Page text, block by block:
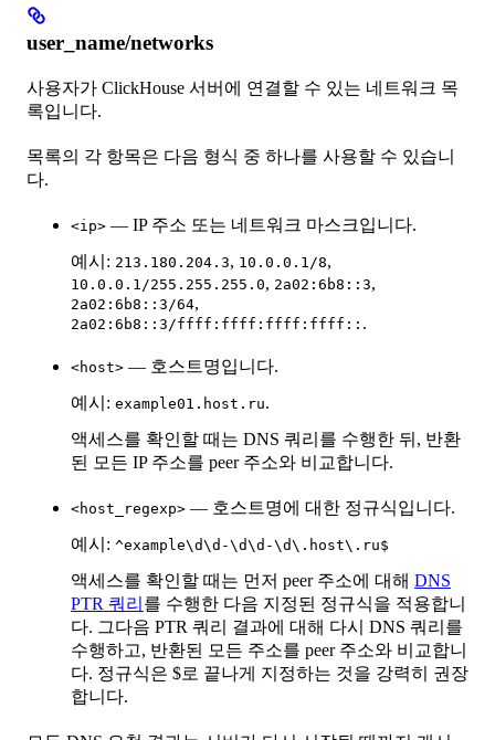
user_name/networks
사용자가 ClickHouse 서버에 연결할 수 있는 네트워크 목
록입니다.
목록의 각 항목은 다음 형식 중 하나를 사용할 수 있습니
다.
<ip> — IP 주소 또는 네트워크 마스크입니다.
예시: 213.180.204.3, 10.0.0.1/8,
10.0.0.1/255.255.255.0, 2a02:6b8::3,
2a02:6b8::3/64,
2a02:6b8::3/ffff:ffff:ffff:ffff:: .
<host> — 호스트명입니다.
예시: example01.host.ru.
액세스를 확인할 때는 DNS 쿼리를 수행한 뒤, 반환
된 모든 IP 주소를 peer 주소와 비교합니다.
<host_regexp> — 호스트명에 대한 정규식입니다.
예시: ^example\d\d-\d\d-\d\.host\.ru$
액세스를 확인할 때는 먼저 peer 주소에 대해 DNS
PTR 쿼리 를 수행한 다음 지정된 정규식을 적용합니
다. 그다음 PTR 쿼리 결과에 대해 다시 DNS 쿼리를
수행하고, 반환된 모든 주소를 peer 주소와 비교합니
다. 정규식은 $로 끝나게 지정하는 것을 강력히 권장
합니다.